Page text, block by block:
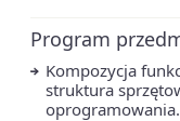
Program
Kompozycja
struktura
oprogramowania.